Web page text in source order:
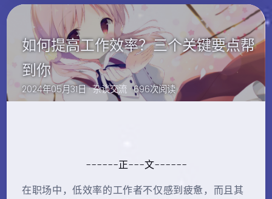
如何提高工作效率？三个关键要点帮
到你
2024年05月31日 ·杂谈交流 · 696次阅读
------正---文------
在职场中，低效率的工作者不仅感到疲惫，而且其